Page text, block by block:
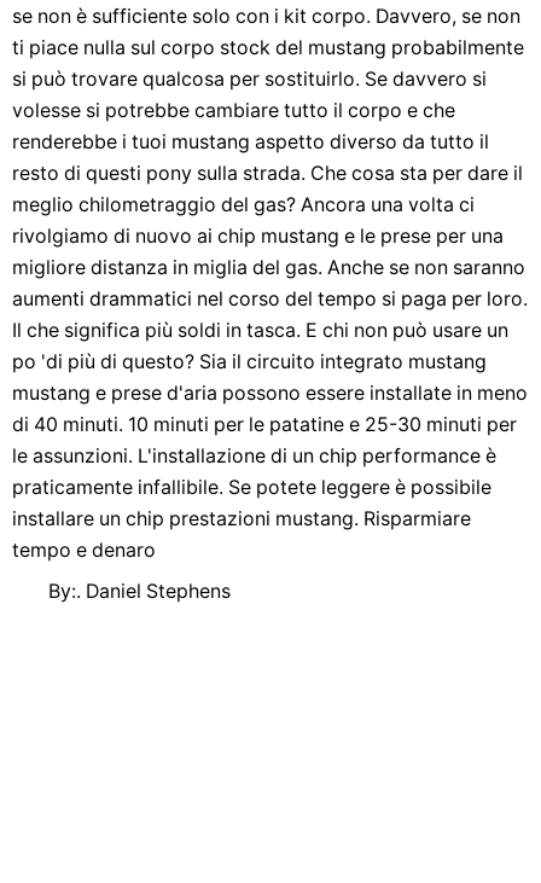
se non è sufficiente solo con i kit corpo. Davvero, se non
ti piace nulla sul corpo stock del mustang probabilmente
si può trovare qualcosa per sostituirlo. Se davvero si
volesse si potrebbe cambiare tutto il corpo e che
renderebbe i tuoi mustang aspetto diverso da tutto il
resto di questi pony sulla strada. Che cosa sta per dare il
meglio chilometraggio del gas? Ancora una volta ci
rivolgiamo di nuovo ai chip mustang e le prese per una
migliore distanza in miglia del gas. Anche se non saranno
aumenti drammatici nel corso del tempo si paga per loro.
Il che significa più soldi in tasca. E chi non può usare un
po 'di più di questo? Sia il circuito integrato mustang
mustang e prese d'aria possono essere installate in meno
di 40 minuti. 10 minuti per le patatine e 25-30 minuti per
le assunzioni. L'installazione di un chip performance è
praticamente infallibile. Se potete leggere è possibile
installare un chip prestazioni mustang. Risparmiare
tempo e denaro
By:. Daniel Stephens